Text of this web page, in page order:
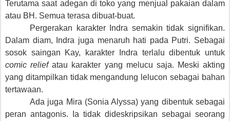
Terutama saat adegan di toko yang menjual pakaian dalam
atau BH. Semua terasa dibuat-buat.
Pergerakan karakter Indra semakin tidak signifikan.
Dalam diam, Indra juga menaruh hati pada Putri. Sebagai
sosok saingan Kay, karakter Indra terlalu dibentuk untuk
comic reliefatau karakter yang melucu saja. Meski akting
yang ditampilkan tidak mengandung lelucon sebagai bahan
tertawaan.
Ada juga Mira (Sonia Alyssa) yang dibentuk sebagai
peran antagonis. Ia tidak dideskripsikan sebagai seorang